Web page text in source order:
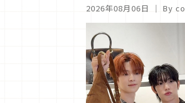
2026年08月06日 ｜ By